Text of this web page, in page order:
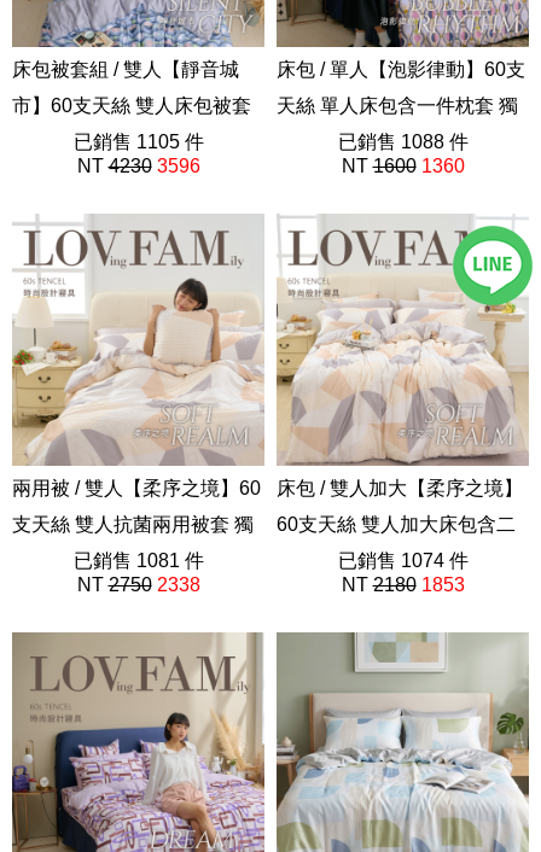
床包被套組 / 雙人【靜音城
市】60支天絲 雙人床包被套
組 獨家設計 FORME
202508新品
已銷售 1105 件
NT4230 3596
床包 / 單人【泡影律動】60支
天絲 單人床包含一件枕套 獨
家設計 FORME
202508新品
已銷售 1088 件
NT1600 1360
兩用被 / 雙人【柔序之境】60
支天絲 雙人抗菌兩用被套 獨
家設計 FORME
202508新品
已銷售 1081 件
NT2750 2338
床包 / 雙人加大【柔序之境】
60支天絲 雙人加大床包含二
件枕套 獨家設計 FORME
202508新品
已銷售 1074 件
NT2180 1853